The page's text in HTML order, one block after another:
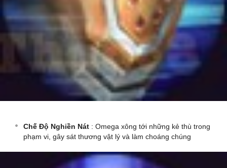
Chế Độ Nghiền Nát : Omega xông tới những kẻ thù trong
phạm vi, gây sát thương vật lý và làm choáng chúng